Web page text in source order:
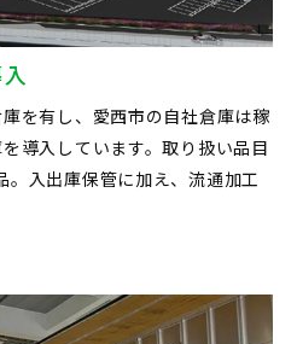
を有し、愛西市の自社倉庫は稼
導入しています。取り扱い品目
。入出庫保管に加え、流通加工